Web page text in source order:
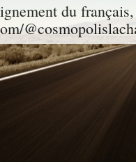
du